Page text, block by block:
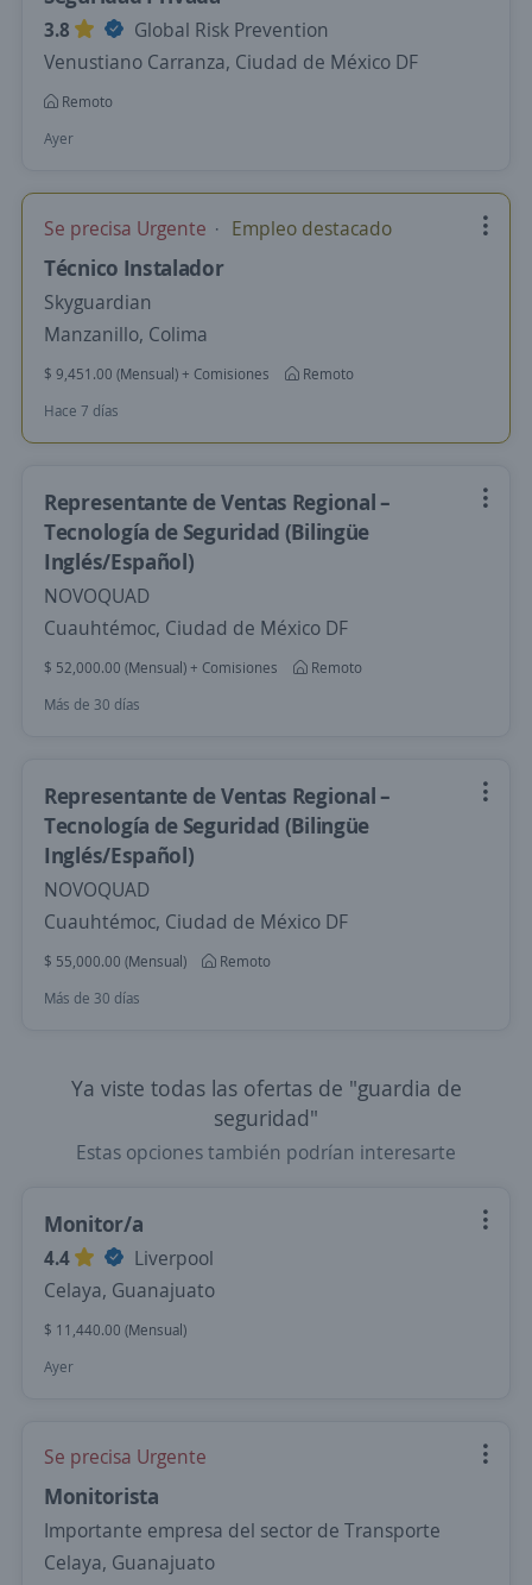
3.8
Global Risk Prevention
Venustiano Carranza, Ciudad de México DF
Remoto
Ayer
Se precisa Urgente Empleo destacado
Técnico Instalador
Skyguardian
Manzanillo, Colima
$ 9,451.00 (Mensual) + Comisiones
Remoto
Hace 7 días
Representante de Ventas Regional –
Tecnología de Seguridad (Bilingüe
Inglés/Español)
NOVOQUAD
Cuauhtémoc, Ciudad de México DF
$ 52,000.00 (Mensual) + Comisiones
Remoto
Más de 30 días
Representante de Ventas Regional –
Tecnología de Seguridad (Bilingüe
Inglés/Español)
NOVOQUAD
Cuauhtémoc, Ciudad de México DF
$ 55,000.00 (Mensual)
Remoto
Más de 30 días
Ya viste todas las ofertas de "guardia de
seguridad"
Estas opciones también podrían interesarte
Monitor/a
4.4
Liverpool
Celaya, Guanajuato
$ 11,440.00 (Mensual)
Ayer
Se precisa Urgente
Monitorista
Importante empresa del sector de Transporte
Celaya, Guanajuato